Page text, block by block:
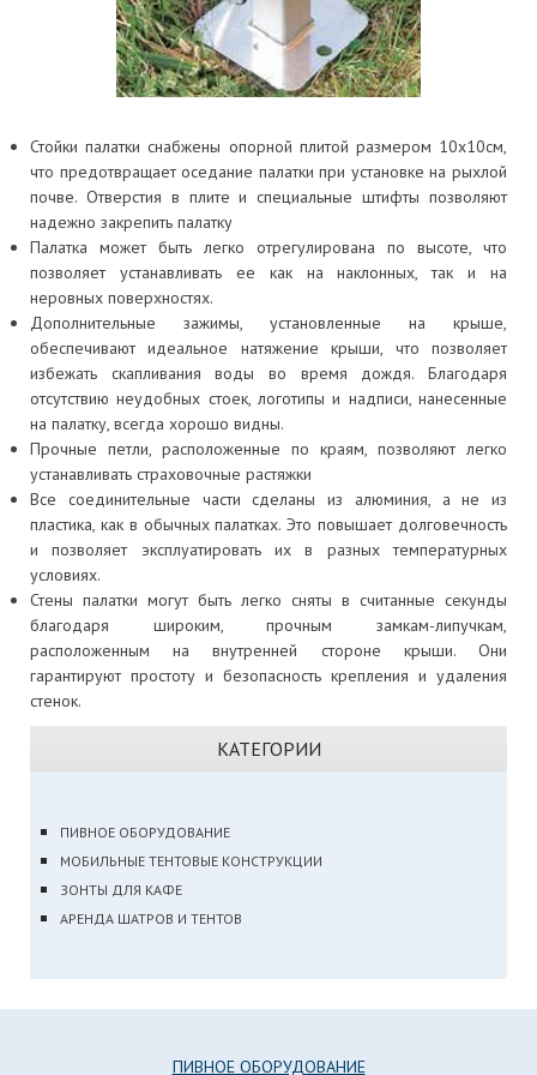
Стойки палатки снабжены опорной плитой размером 10х10см,
что предотвращает оседание палатки при установке на рыхлой
почве. Отверстия в плите и специальные штифты позволяют
надежно закрепить палатку
Палатка может быть легко отрегулирована по высоте, что
позволяет устанавливать ее как на наклонных, так и на
неровных поверхностях.
Дополнительные зажимы, установленные на крыше,
обеспечивают идеальное натяжение крыши, что позволяет
избежать скапливания воды во время дождя. Благодаря
отсутствию неудобных стоек, логотипы и надписи, нанесенные
на палатку, всегда хорошо видны.
Прочные петли, расположенные по краям, позволяют легко
устанавливать страховочные растяжки
Все соединительные части сделаны из алюминия, а не из
пластика, как в обычных палатках. Это повышает долговечность
и позволяет эксплуатировать их в разных температурных
условиях.
Стены палатки могут быть легко сняты в считанные секунды
благодаря широким, прочным замкам-липучкам,
расположенным на внутренней стороне крыши. Они
гарантируют простоту и безопасность крепления и удаления
стенок.
КАТЕГОРИИ
ПИВНОЕ ОБОРУДОВАНИЕ
МОБИЛЬНЫЕ ТЕНТОВЫЕ КОНСТРУКЦИИ
ЗОНТЫ ДЛЯ КАФЕ
АРЕНДА ШАТРОВ И ТЕНТОВ
ПИВНОЕ ОБОРУДОВАНИЕ